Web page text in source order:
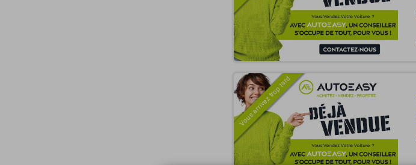
Vous arrivez trop tard